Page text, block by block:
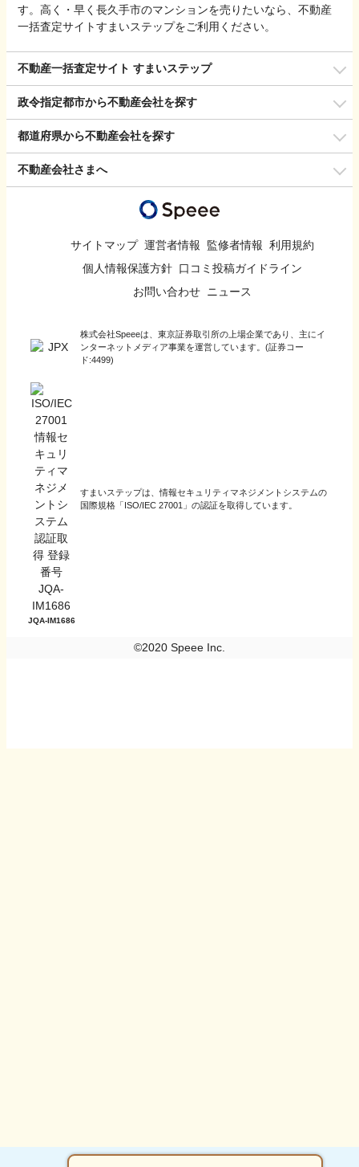
す。高く・早く長久手市のマンションを売りたいなら、不動産
一括査定サイトすまいステップをご利用ください。
不動産一括査定サイト すまいステップ
政令指定都市から不動産会社を探す
都道府県から不動産会社を探す
不動産会社さまへ
サイトマップ 運営者情報 監修者情報 利用規約
個人情報保護方針 口コミ投稿ガイドライン
お問い合わせ ニュース
株式会社Speeeは、東京証券取引所の上場企業であり、主にイ
ンターネットメディア事業を運営しています。(証券コー
ド:4499)
JQA-IM1686
すまいステップは、情報セキュリティマネジメントシステムの
国際規格「ISO/IEC 27001」の認証を取得しています。
©2020 Speee Inc.